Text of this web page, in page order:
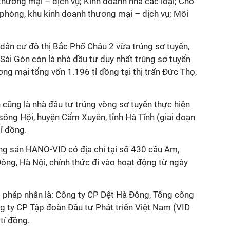
khu kinh doanh thương mại – dịch vụ; Môi
cư đô thị Bắc Phố Châu 2 vừa trúng sơ tuyển,
Gòn còn là nhà đầu tư duy nhất trúng sơ tuyển
mại tổng vốn 1.196 tỉ đồng tại thị trấn Đức Thọ,
cũng là nhà đầu tư trúng vòng sơ tuyển thực hiện
Hội, huyện Cẩm Xuyên, tỉnh Hà Tĩnh (giai đoạn
đồng.
sản HANO-VID có địa chỉ tại số 430 cầu Am,
Hà Nội, chính thức đi vào hoạt động từ ngày
nhân là: Công ty CP Dệt Hà Đông, Tổng công
ty CP Tập đoàn Đầu tư Phát triển Việt Nam (VID
đồng.